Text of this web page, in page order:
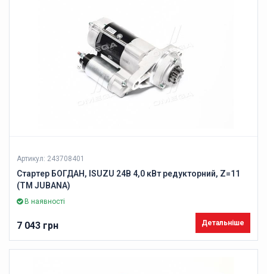
Артикул: 243708401
Стартер БОГДАН, ISUZU 24В 4,0 кВт редукторний, Z=11
(ТМ JUBANA)
В наявності
7 043 грн Детальніше